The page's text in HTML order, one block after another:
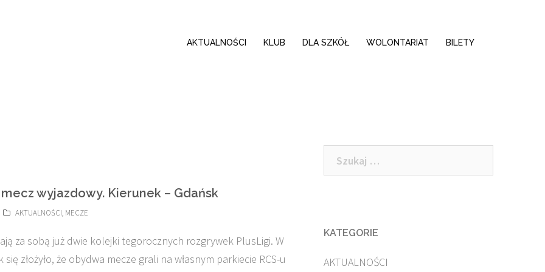
AKTUALNOŚCI KLUB DLA SZKÓŁ WOLONTARIAT BILETY
wyjazdowy. Kierunek – Gdańsk
AKTUALNOŚCI, MECZE
za sobą już dwie kolejki tegorocznych rozgrywek PlusLigi. W
złożyło, że obydwa mecze grali na własnym parkiecie RCS-u
Szukaj:
KATEGORIE
AKTUALNOŚCI